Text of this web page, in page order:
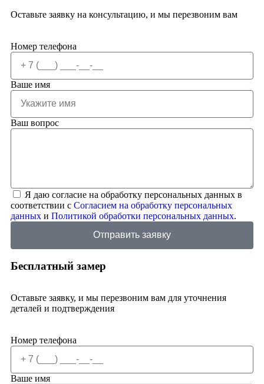
Оставьте заявку на консультацию, и мы перезвоним вам
Номер телефона
Ваше имя
Ваш вопрос
Я даю согласие на обработку персональных данных в
соответствии с Согласием на обработку персональных
данных и Политикой обработки персональных данных.
Отправить заявку
Бесплатный замер
Оставьте заявку, и мы перезвоним вам для уточнения
деталей и подтверждения
Номер телефона
Ваше имя